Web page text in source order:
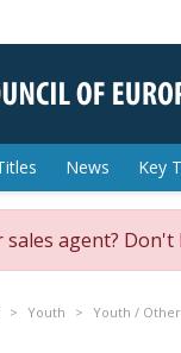
News Key
agent?
Youth Youth /